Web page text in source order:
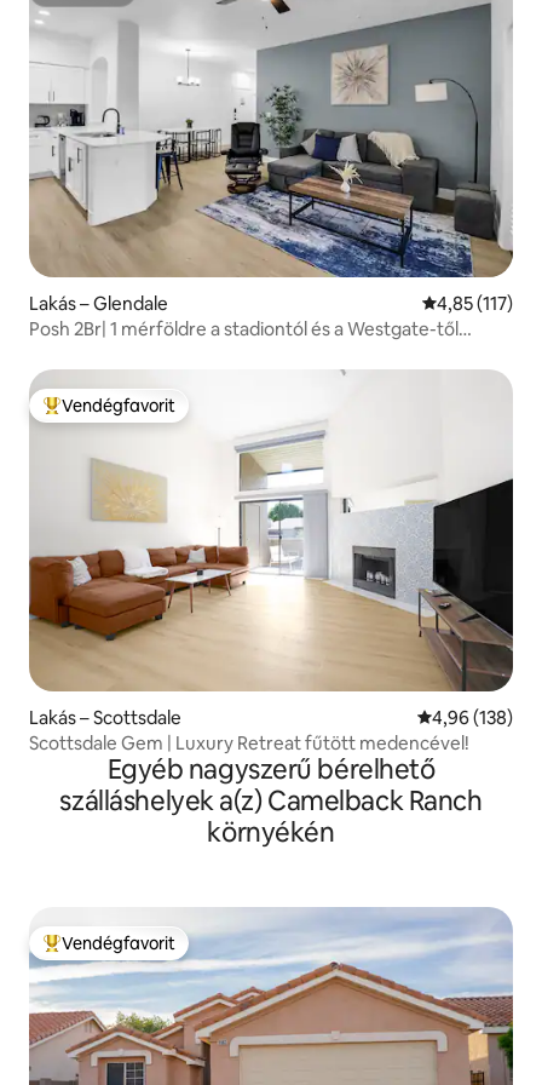
Lakás – Glendale Átlagos
4,85 (117)
Posh 2Br| 1 mérföldre a stadiontól és a Westgate-től
Kiemelt vendégfavorit
Vendégfavorit
Lakás – Scottsdale Átlagos
4,96 (138)
Scottsdale Gem | Luxury Retreat fűtött medencével!
Egyéb nagyszerű bérelhető
szálláshelyek a(z) Camelback Ranch
környékén
Kiemelt vendégfavorit
Vendégfavorit